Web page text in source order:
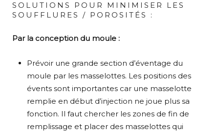
SOLUTIONS POUR MINIMISER LES
SOUFFLURES / POROSITÉS :
Par la conception du moule :
Prévoir une grande section d’éventage du
moule par les masselottes. Les positions des
évents sont importantes car une masselotte
remplie en début d’injection ne joue plus sa
fonction. Il faut chercher les zones de fin de
remplissage et placer des masselottes qui